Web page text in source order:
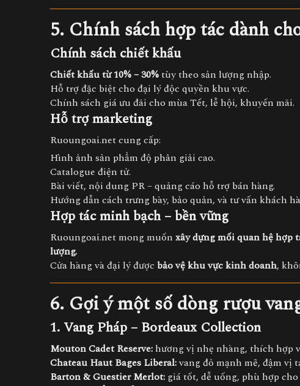
5. Chính sách hợp tác dành
Chính sách chiết khấu
Chiết khấu từ 10% – 30%tùy theo sản lượng nhập.
Hỗ trợ đặc biệt cho đại lý độc quyền khu vực.
Chính sách giá ưu đãi cho mùa Tết, lễ hội, khuyến mãi.
Hỗ trợ marketing
Ruoungoai.net cung cấp:
Hình ảnh sản phẩm độ phân giải cao.
Catalogue điện tử.
Bài viết, nội dung PR – quảng cáo hỗ trợ bán hàng.
Hướng dẫn cách trưng bày, bảo quản, và tư vấn khách
Hợp tác minh bạch – bền vững
Ruoungoai.net mong muốn xây dựng mối quan hệ hợp
lượng.
Cửa hàng và đại lý được bảo vệ khu vực kinh doanh,
6. Gợi ý một số dòng rượu
1. Vang Pháp – Bordeaux Collection
Mouton Cadet Reserve:hương vị nhẹ nhàng, thích hợp
Chateau Haut Bages Liberal:vang đỏ mạnh mẽ, đậm vị
Barton & Guestier Merlot: giá tốt, dễ uống, phù hợp cho